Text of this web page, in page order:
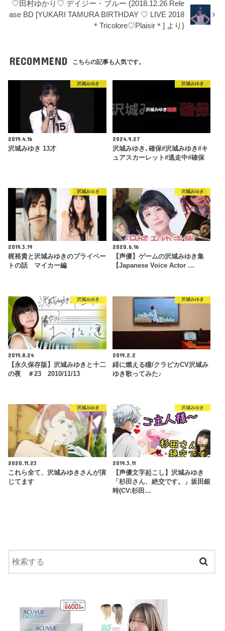
♡田村ゆかり♡ デイジー・ブルー {2018.12.26 Rele
ase BD [YUKARI TAMURA BIRTHDAY ♡ LIVE 2018
＊Tricolore♡Plaisir＊] より}
RECOMMEND こちらの記事も人気です。
沢城みゆき
2019.4.16
沢城みゆき 13才
沢城みゆき
2024.9.27
沢城みゆき､確保#沢城みゆき#キ
ュアスカーレット#逃走中#確保
沢城みゆき
2019.3.19
梶裕貴と沢城みゆきのプライベー
トの話 マイカー編
沢城みゆき
2020.6.16
【声優】ゲームの沢城みゆき集
【Japanese Voice Actor …
沢城みゆき
2019.8.24
【永久保存版】沢城みゆきと十二
の夜 ＃23 2010/11/13
沢城みゆき
2019.2.2
緋に燃える瞳/クラピカCV沢城み
ゆき歌ってみた♪
沢城みゆき
2020.11.23
これら全て、沢城みゆきさんが演
じてます
沢城みゆき
2019.3.11
【声優文字起こし】沢城みゆき
「杉田さん、絶交です。」坂田銀
時(CV:杉田…